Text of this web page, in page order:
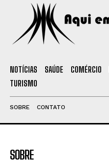
NOTÍCIAS SAÚDE COMÉRCIO
TURISMO
SOBRE CONTATO
SOBRE